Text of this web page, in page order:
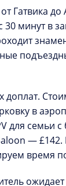
Гатвика
минут в
доплат.
в
для семьи
—
время